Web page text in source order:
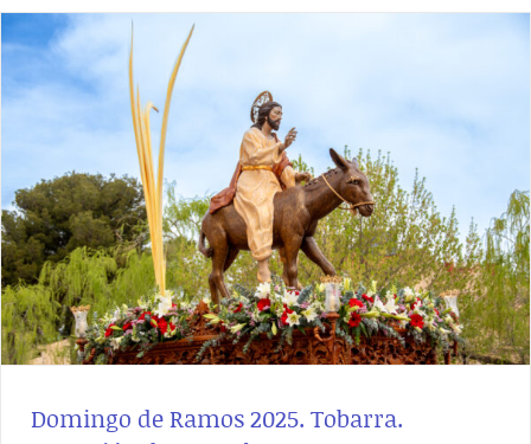
Domingo de Ramos 2025. Tobarra.